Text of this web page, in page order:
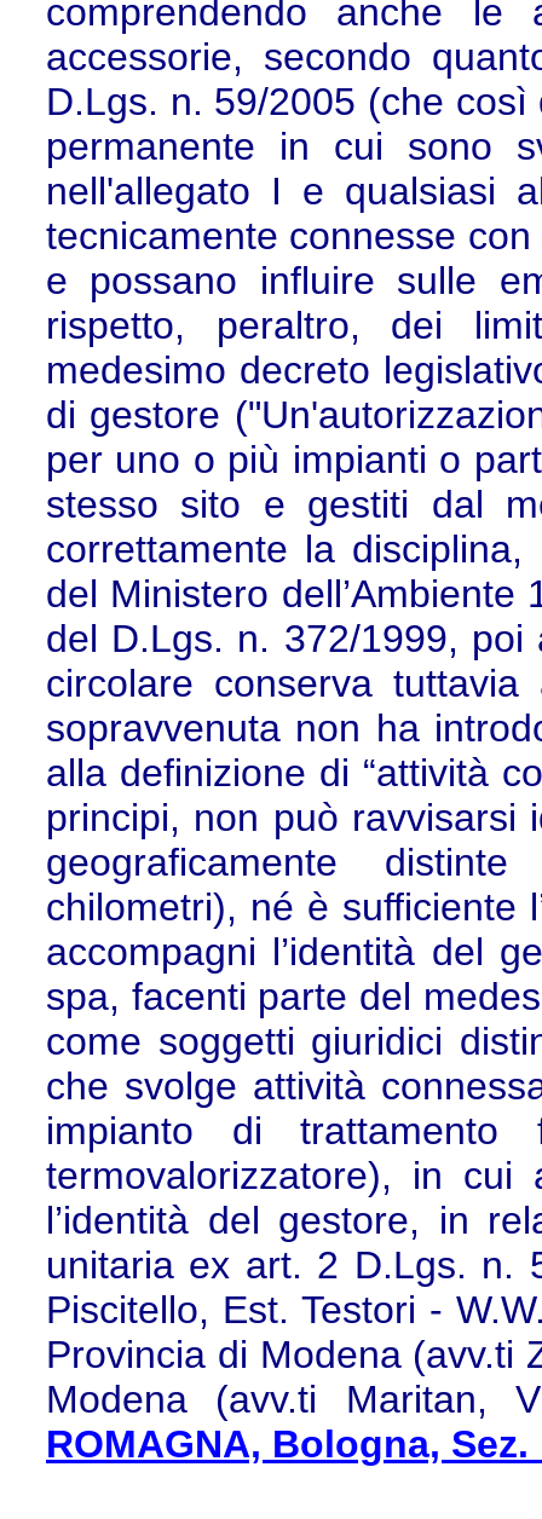
comprendendo anche le
accessorie, secondo
D.Lgs. n. 59/2005 (che così
permanente in cui sono
nell'allegato I e qualsiasi
tecnicamente connesse
e possano influire sulle
rispetto, peraltro, dei
medesimo decreto
di gestore
per uno o più impianti o
stesso sito e gestiti dal
correttamente la
del Ministero
del D.Lgs. n. 372/1999,
circolare conserva
sopravvenuta non ha
alla definizione di “attività
principi, non può ravvisarsi
geograficamente
chilometri), né è sufficiente
accompagni l’identità del
spa, facenti parte del
come soggetti giuridici
che svolge attività
impianto di trattamento
termovalorizzatore), in cui
l’identità del gestore, in
unitaria ex art. 2 D.Lgs. n.
Piscitello, Est. Testori -
Provincia di Modena (avv.ti
Modena (avv.ti Maritan,
ROMAGNA, Bologna,